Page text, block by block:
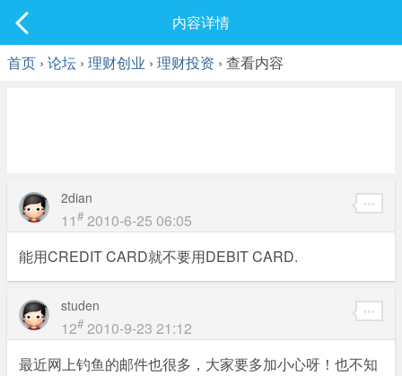
最新发表
内容详情
首页 › 论坛 › 理财创业 › 理财投资 › 查看内容
2dian
11# 2010-6-25 06:05
能用CREDIT CARD就不要用DEBIT CARD.
studen
12# 2010-9-23 21:12
最近网上钓鱼的邮件也很多，大家要多加小心呀！也不知